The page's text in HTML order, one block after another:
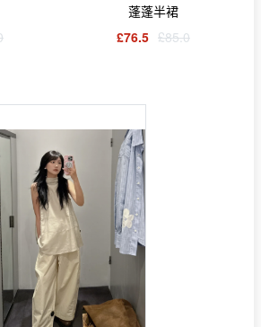
蓬蓬半裙
£76.5 £85.0